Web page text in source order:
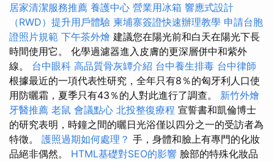
居家清潔服務推薦 養護中心 營業用冰箱 響應式設計
（RWD）提升用戶體驗 柬埔寨簽證快速辦理教學 申請台胞
證照片規範 下午茶外燴 建議您在陽光前和白天在陽光下長
時間使用它。 化學過濾器進入皮膚的更深層併中和紫外
線。 台中眼科 高品質骨灰罈介紹 台中養生排毒 台中律師
根據最近的一項代表性研究，全年只有8％的匈牙利人口使
用防曬霜，夏季只有43％的人對此進行了調查。 新竹外燴
牙醫推薦 老鼠 會議點心 北投整復療程 宣誓書和凱倫博士
的研究表明，時鐘之間的曬日光浴僅以四分之一的受訪者為
特徵。 護照過期如何處理？ 手，身體和臉上有專門的化妝
品絕非偶然。 HTML基礎對SEO的影響 臉部的特殊化妝品